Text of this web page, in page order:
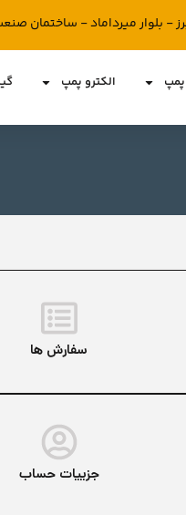
- بلوار میرداماد - ساختمان
پمپ الکترو پمپ
سفارش ها
جزییات حساب